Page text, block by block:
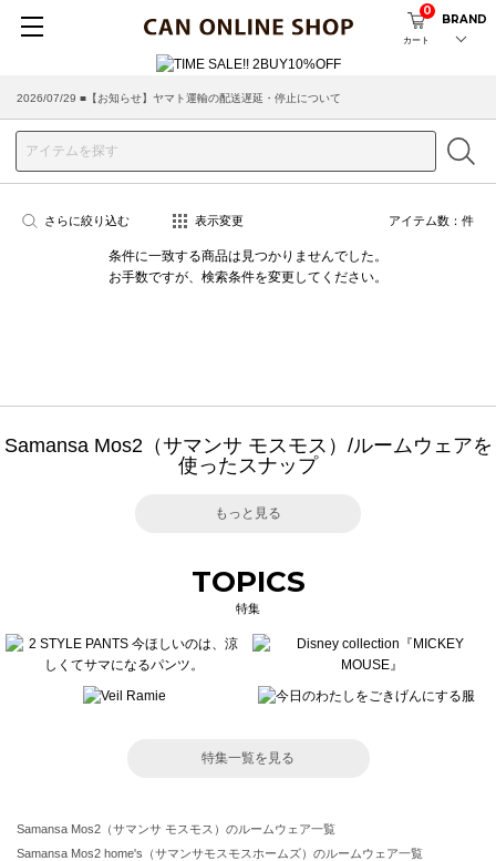
カート
0
BRAND
2026/07/29 ■【お知らせ】ヤマト運輸の配送遅延・停止について
さらに絞り込む 表示変更 アイテム数： 件
条件に一致する商品は見つかりませんでした。
お手数ですが、検索条件を変更してください。
Samansa Mos2（サマンサ モスモス）/ルームウェアを
使ったスナップ
もっと見る
TOPICS
特集
特集一覧を見る
Samansa Mos2（サマンサ モスモス）のルームウェア一覧
Samansa Mos2 home's（サマンサモスモスホームズ）のルームウェア一覧